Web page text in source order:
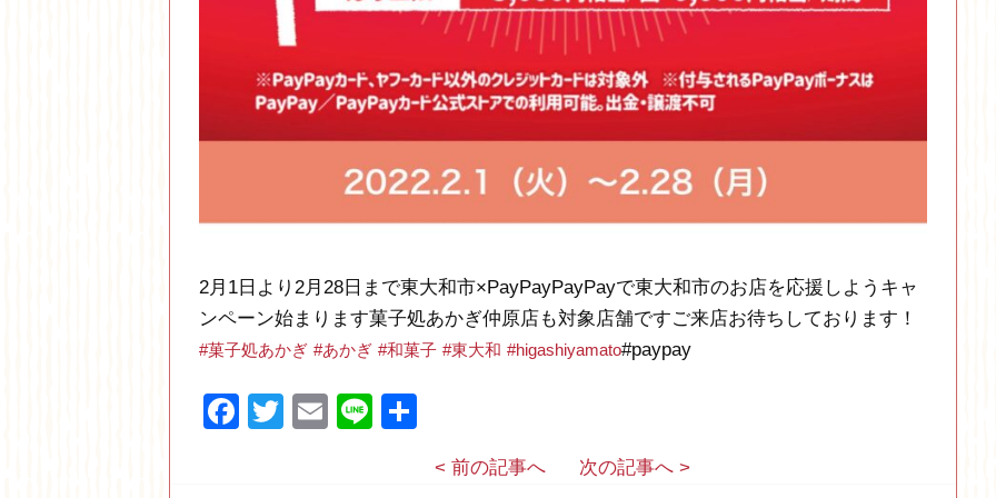
2月1日より2月28日まで東大和市×PayPayPayPayで東大和市のお店を応援しようキャ
ンペーン始まります菓子処あかぎ仲原店も対象店舗ですご来店お待ちしております！
#菓子処あかぎ #あかぎ #和菓子 #東大和 #higashiyamato#paypay
Facebook
TwitterEmail
Line
< 前の記事へ 次の記事へ >